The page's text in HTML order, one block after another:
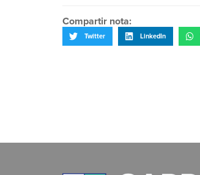
Compartir nota:
Twitter LinkedIn